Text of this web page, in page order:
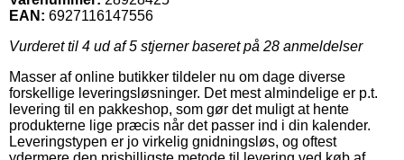
EAN: 6927116147556
Vurderet til 4 ud af 5 stjerner baseret på 28 anmeldelser
Masser af online butikker tildeler nu om dage diverse
forskellige leveringsløsninger. Det mest almindelige er p.t.
levering til en pakkeshop, som gør det muligt at hente
produkterne lige præcis når det passer ind i din kalender.
Leveringstypen er jo virkelig gnidningsløs, og oftest